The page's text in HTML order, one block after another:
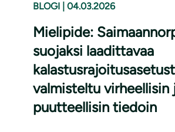
BLOGI 04.03.2026
Mielipide:
suojaksi laadittavaa
valmisteltu virheellisin
puutteellisin tiedoin